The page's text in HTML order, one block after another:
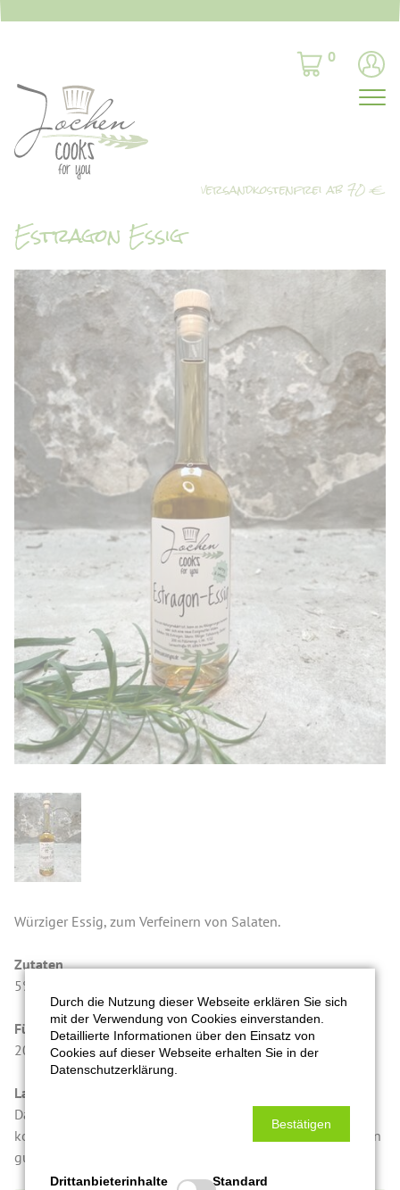
0
Estragon Essig
Würziger Essig, zum Verfeinern von Salaten.
Zutaten
5% Estragon, Tafelessig mit 5 % Säure, Zucker.
Füllmenge in Gramm
200 g
Lagerung/Qualitätshinweis
Da es ein Naturprodukt ist, kann es zu Ablagerungen
kommen, oder es kann sich eine Essigmutter bilden, was ein
gutes Zeichen ist.
Durch die Nutzung dieser Webseite erklären Sie sich
mit der Verwendung von Cookies einverstanden.
Detaillierte Informationen über den Einsatz von
Cookies auf dieser Webseite erhalten Sie in der
Datenschutzerklärung.
Bestätigen
Drittanbieterinhalte
Standard